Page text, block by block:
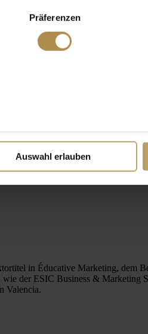
Präferenzen
Auswahl erlauben
in Éducative Marketing, dem
der ESIC Business &
Valencia.